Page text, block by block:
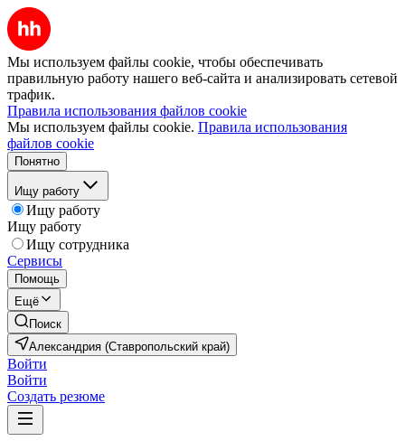
Мы используем файлы cookie, чтобы обеспечивать
правильную работу нашего веб-сайта и анализировать сетевой
трафик.
Правила использования файлов cookie
Мы используем файлы cookie. Правила использования
файлов cookie
Понятно
Ищу работу
Ищу работу
Ищу работу
Ищу сотрудника
Сервисы
Помощь
Ещё
Поиск
Александрия (Ставропольский край)
Войти
Войти
Создать резюме